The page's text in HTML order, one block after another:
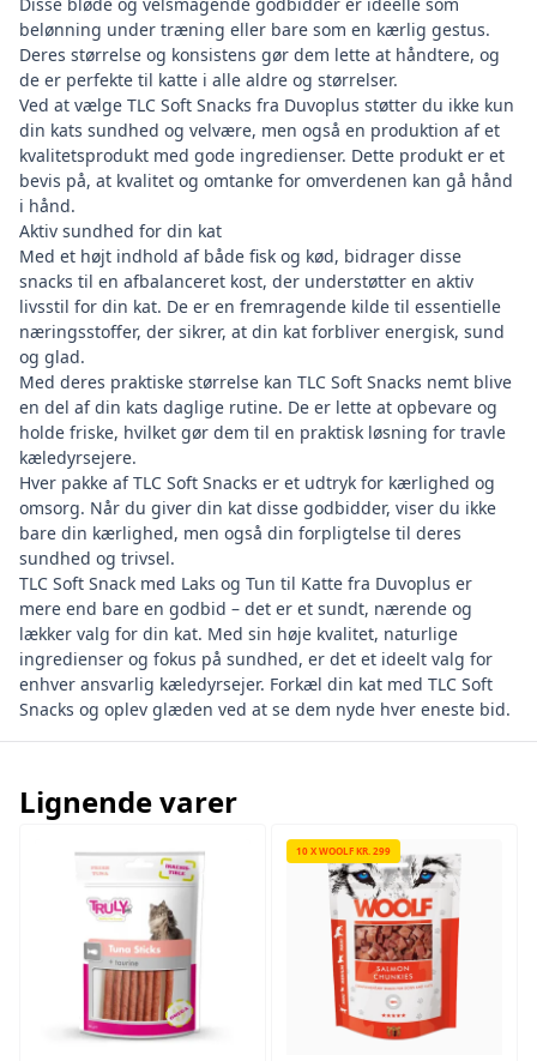
belønning under træning eller bare som en kærlig gestus.
Deres størrelse og konsistens gør dem lette at håndtere, og
de er perfekte til katte i alle aldre og størrelser.
Ved at vælge TLC Soft Snacks fra Duvoplus støtter du ikke kun
din kats sundhed og velvære, men også en produktion af et
kvalitetsprodukt med gode ingredienser. Dette produkt er et
bevis på, at kvalitet og omtanke for omverdenen kan gå hånd
i hånd.
Aktiv sundhed for din kat
Med et højt indhold af både fisk og kød, bidrager disse
snacks til en afbalanceret kost, der understøtter en aktiv
livsstil for din kat. De er en fremragende kilde til essentielle
næringsstoffer, der sikrer, at din kat forbliver energisk, sund
og glad.
Med deres praktiske størrelse kan TLC Soft Snacks nemt blive
en del af din kats daglige rutine. De er lette at opbevare og
holde friske, hvilket gør dem til en praktisk løsning for travle
kæledyrsejere.
Hver pakke af TLC Soft Snacks er et udtryk for kærlighed og
omsorg. Når du giver din kat disse godbidder, viser du ikke
bare din kærlighed, men også din forpligtelse til deres
sundhed og trivsel.
TLC Soft Snack med Laks og Tun til Katte fra Duvoplus er
mere end bare en godbid – det er et sundt, nærende og
lækker valg for din kat. Med sin høje kvalitet, naturlige
ingredienser og fokus på sundhed, er det et ideelt valg for
enhver ansvarlig kæledyrsejer. Forkæl din kat med TLC Soft
Snacks og oplev glæden ved at se dem nyde hver eneste bid.
Lignende varer
10 X WOOLF KR. 299